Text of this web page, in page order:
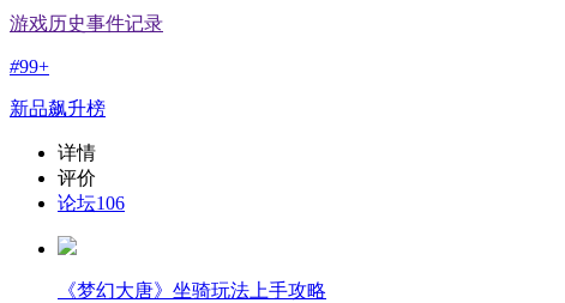
游戏历史事件记录
#99+
新品飙升榜
详情
评价
论坛106
《梦幻大唐》坐骑玩法上手攻略